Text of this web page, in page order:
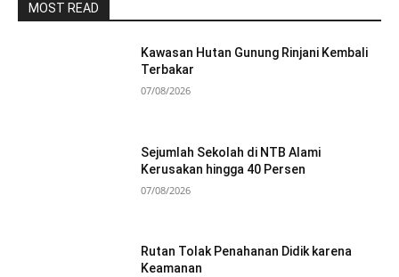
MOST READ
Kawasan Hutan Gunung Rinjani Kembali
Terbakar
07/08/2026
Sejumlah Sekolah di NTB Alami
Kerusakan hingga 40 Persen
07/08/2026
Rutan Tolak Penahanan Didik karena
Keamanan